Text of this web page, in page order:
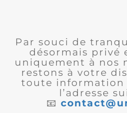
Par souci de
désormais privé
uniquement à nos
restons à votre
toute information
l’adresse
📧